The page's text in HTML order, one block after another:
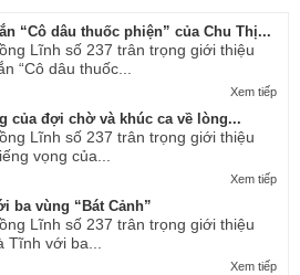
“Cô dâu thuốc phiện” của Chu Thị...
Lĩnh số 237 trân trọng giới thiệu
“Cô dâu thuốc...
Xem tiếp
của đợi chờ và khúc ca về lòng...
Lĩnh số 237 trân trọng giới thiệu
vọng của...
Xem tiếp
ba vùng “Bát Cảnh”
Lĩnh số 237 trân trọng giới thiệu
Tĩnh với ba...
Xem tiếp